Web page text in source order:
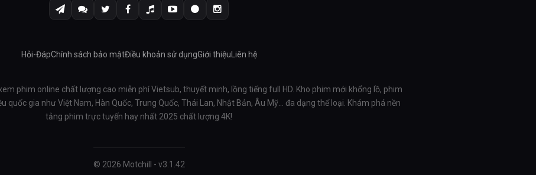
Hỏi-ĐápChính sách bảo mậtĐiều khoản sử dụngGiới thiệu Liên hệ
phim online chất lượng cao miễn phí Vietsub, thuyết minh, lồng tiếng full HD. Kho phim mới khổng lồ, phim
quốc gia như Việt Nam, Hàn Quốc, Trung Quốc, Thái Lan, Nhật Bản, Âu Mỹ… đa dạng thể loại. Khám phá nền
tảng phim trực tuyến hay nhất 2025 chất lượng 4K!
© 2026 Motchill - v3.1.42